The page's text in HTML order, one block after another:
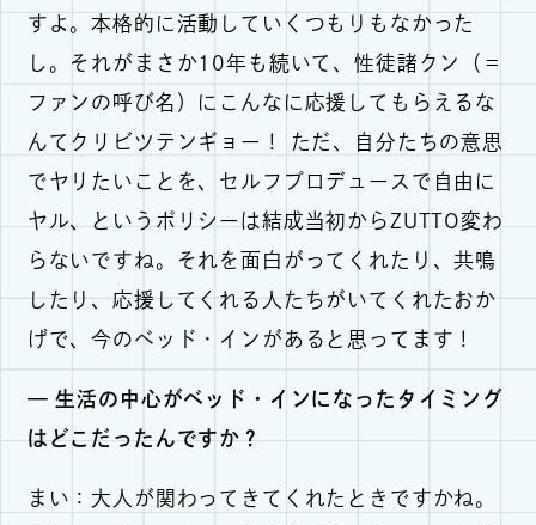
すよ。本格的に活動していくつもりもなかった
し。それがまさか10年も続いて、性徒諸クン（＝
ファンの呼び名）にこんなに応援してもらえるな
んてクリビツテンギョー！ ただ、自分たちの意思
でヤリたいことを、セルフプロデュースで自由に
ヤル、というポリシーは結成当初からZUTTO変わ
らないですね。それを面白がってくれたり、共鳴
したり、応援してくれる人たちがいてくれたおか
げで、今のベッド・インがあると思ってます！
— 生活の中心がベッド・インになったタイミング
はどこだったんですか？
まい：大人が関わってきてくれたときですかね。